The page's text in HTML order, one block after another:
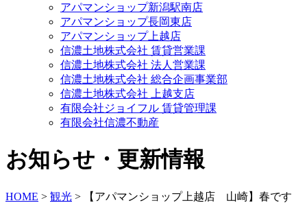
アパマンショップ新潟駅南店
アパマンショップ長岡東店
アパマンショップ上越店
信濃土地株式会社 賃貸営業課
信濃土地株式会社 法人営業課
信濃土地株式会社 総合企画事業部
信濃土地株式会社 上越支店
有限会社ジョイフル 賃貸管理課
有限会社信濃不動産
お知らせ・更新情報
HOME > 観光 >
【アパマンショップ上越店 山崎】春です